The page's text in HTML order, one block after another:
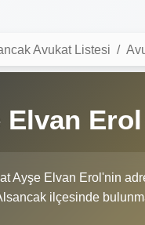
Avukat Listesi
Erol
Ayşe Elvan Erol'nin
ilçesinde